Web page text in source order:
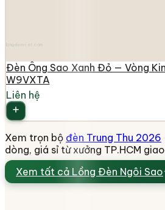
Đèn Ông Sao Xanh Đỏ — Vòng
W9VXTA
Liên hệ
Xem trọn bộ đèn Trung Thu 2026
dòng, giá sỉ từ xưởng TP.HCM
Xem tất cả Lồng Đèn Ngôi Sao